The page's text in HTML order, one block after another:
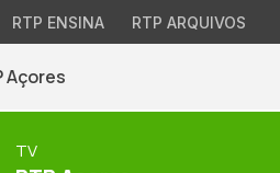
RTP ENSINA RTP ARQUIVOS
Açores
TV